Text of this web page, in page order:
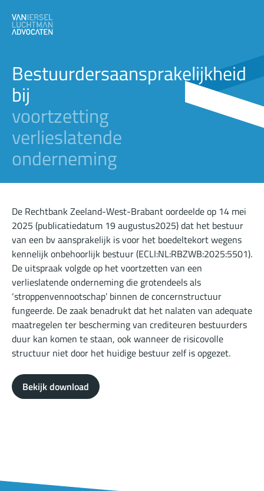
Bestuurdersaansprakelijkheid
bij
voortzetting
verlieslatende
onderneming
De Rechtbank Zeeland-West-Brabant oordeelde op 14 mei
2025 (publicatiedatum 19 augustus2025) dat het bestuur
van een bv aansprakelijk is voor het boedeltekort wegens
kennelijk onbehoorlijk bestuur (ECLI:NL:RBZWB:2025:5501).
De uitspraak volgde op het voortzetten van een
verlieslatende onderneming die grotendeels als
‘stroppenvennootschap’ binnen de concernstructuur
fungeerde. De zaak benadrukt dat het nalaten van adequate
maatregelen ter bescherming van crediteuren bestuurders
duur kan komen te staan, ook wanneer de risicovolle
structuur niet door het huidige bestuur zelf is opgezet.
Bekijk download